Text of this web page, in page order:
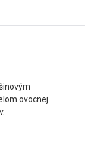
ovocnej